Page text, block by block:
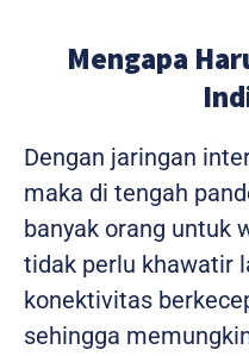
Mengapa
Dengan jaringan
maka di tengah
banyak orang untuk
tidak perlu khawatir
konektivitas
sehingga